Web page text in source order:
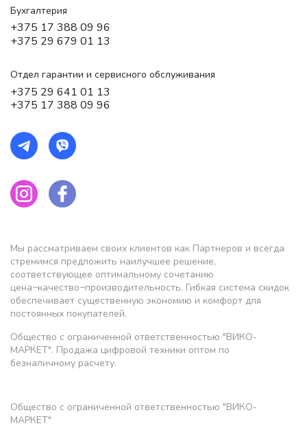
Бухгалтерия
+375 17 388 09 96
+375 29 679 01 13
Отдел гарантии и сервисного обслуживания
+375 29 641 01 13
+375 17 388 09 96
Мы рассматриваем своих клиентов как Партнеров и всегда
стремимся предложить наилучшее решение,
соответствующее оптимальному сочетанию
цена−качество−производительность. Гибкая система скидок
обеспечивает существенную экономию и комфорт для
постоянных покупателей.
Общество с ограниченной ответственностью "ВИКО-
МАРКЕТ". Продажа цифровой техники оптом по
безналичному расчету.
Общество с ограниченной ответственностью "ВИКО-
МАРКЕТ"